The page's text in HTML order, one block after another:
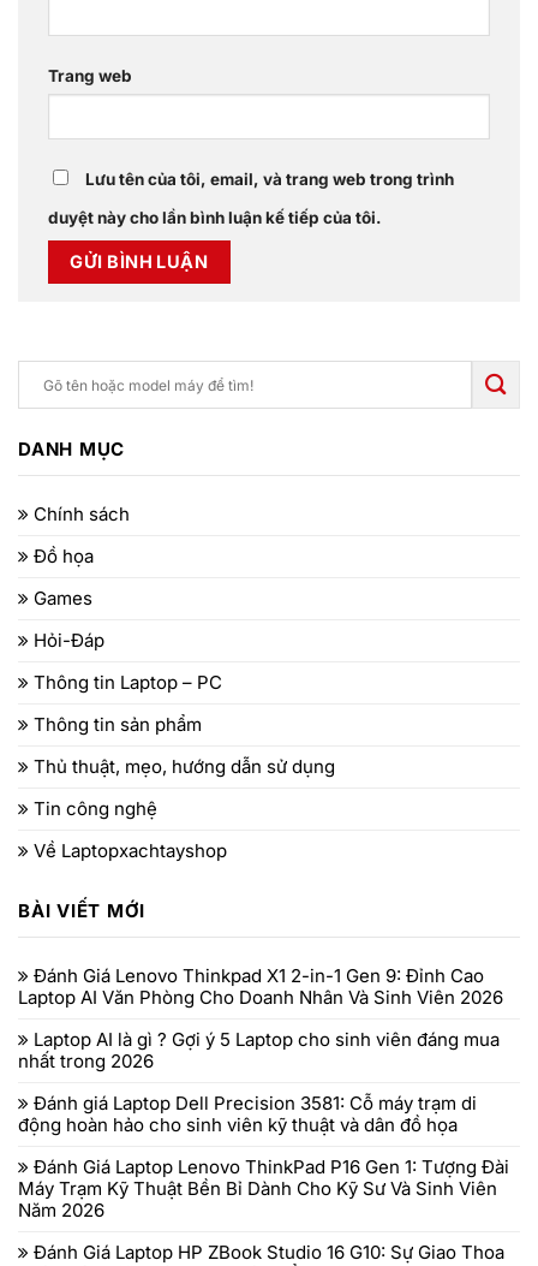
Trang web
Lưu tên của tôi, email, và trang web trong trình
duyệt này cho lần bình luận kế tiếp của tôi.
DANH MỤC
Chính sách
Đồ họa
Games
Hỏi-Đáp
Thông tin Laptop – PC
Thông tin sản phẩm
Thủ thuật, mẹo, hướng dẫn sử dụng
Tin công nghệ
Về Laptopxachtayshop
BÀI VIẾT MỚI
Đánh Giá Lenovo Thinkpad X1 2-in-1 Gen 9: Đỉnh Cao
Laptop AI Văn Phòng Cho Doanh Nhân Và Sinh Viên 2026
Laptop AI là gì ? Gợi ý 5 Laptop cho sinh viên đáng mua
nhất trong 2026
Đánh giá Laptop Dell Precision 3581: Cỗ máy trạm di
động hoàn hảo cho sinh viên kỹ thuật và dân đồ họa
Đánh Giá Laptop Lenovo ThinkPad P16 Gen 1: Tượng Đài
Máy Trạm Kỹ Thuật Bền Bỉ Dành Cho Kỹ Sư Và Sinh Viên
Năm 2026
Đánh Giá Laptop HP ZBook Studio 16 G10: Sự Giao Thoa